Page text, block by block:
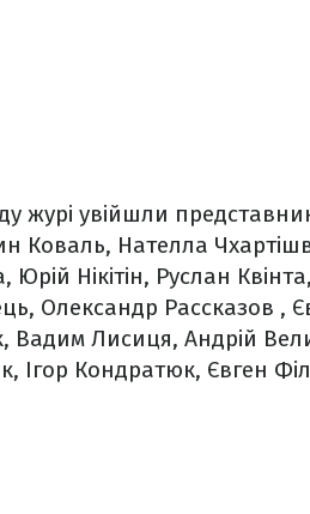
журі увійшли
Коваль, Нателла
Юрій Нікітін, Руслан
Олександр Рассказов ,
Вадим Лисиця, Андрій
Ігор Кондратюк, Євген